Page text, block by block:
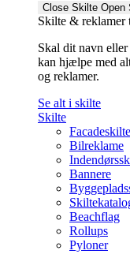
Close Skilte Open
Skilte & reklamer
Skal dit navn
kan hjælpe med
og reklamer.
Se alt i skilte
Skilte
Facadeskilte
Bilreklame
Bannere
Beachflag
Rollups
Pyloner